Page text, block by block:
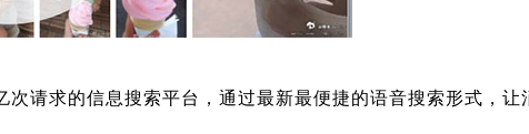
求的信息搜索平台，通过最新最便捷的语音搜索形式，让